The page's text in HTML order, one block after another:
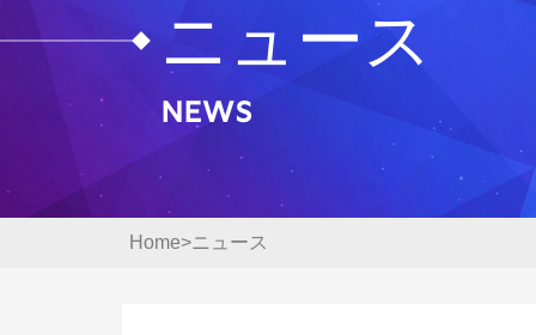
ニュース
News
Home ニュース